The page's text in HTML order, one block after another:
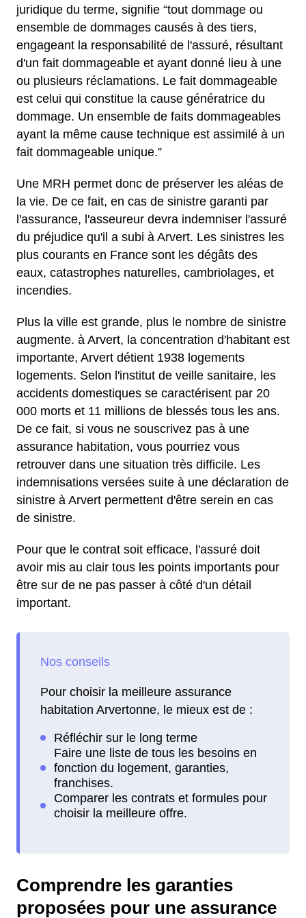
juridique du terme, signifie “tout dommage ou
ensemble de dommages causés à des tiers,
engageant la responsabilité de l'assuré, résultant
d'un fait dommageable et ayant donné lieu à une
ou plusieurs réclamations. Le fait dommageable
est celui qui constitue la cause génératrice du
dommage. Un ensemble de faits dommageables
ayant la même cause technique est assimilé à un
fait dommageable unique.”
Une MRH permet donc de préserver les aléas de
la vie. De ce fait, en cas de sinistre garanti par
l'assurance, l'asseureur devra indemniser l'assuré
du préjudice qu'il a subi à Arvert. Les sinistres les
plus courants en France sont les dégâts des
eaux, catastrophes naturelles, cambriolages, et
incendies.
Plus la ville est grande, plus le nombre de sinistre
augmente. à Arvert, la concentration d'habitant est
importante, Arvert détient 1938 logements
logements. Selon l'institut de veille sanitaire, les
accidents domestiques se caractérisent par 20
000 morts et 11 millions de blessés tous les ans.
De ce fait, si vous ne souscrivez pas à une
assurance habitation, vous pourriez vous
retrouver dans une situation très difficile. Les
indemnisations versées suite à une déclaration de
sinistre à Arvert permettent d'être serein en cas
de sinistre.
Pour que le contrat soit efficace, l'assuré doit
avoir mis au clair tous les points importants pour
être sur de ne pas passer à côté d'un détail
important.
Pour choisir la meilleure assurance
habitation Arvertonne, le mieux est de :
Comprendre les garanties
proposées pour une assurance